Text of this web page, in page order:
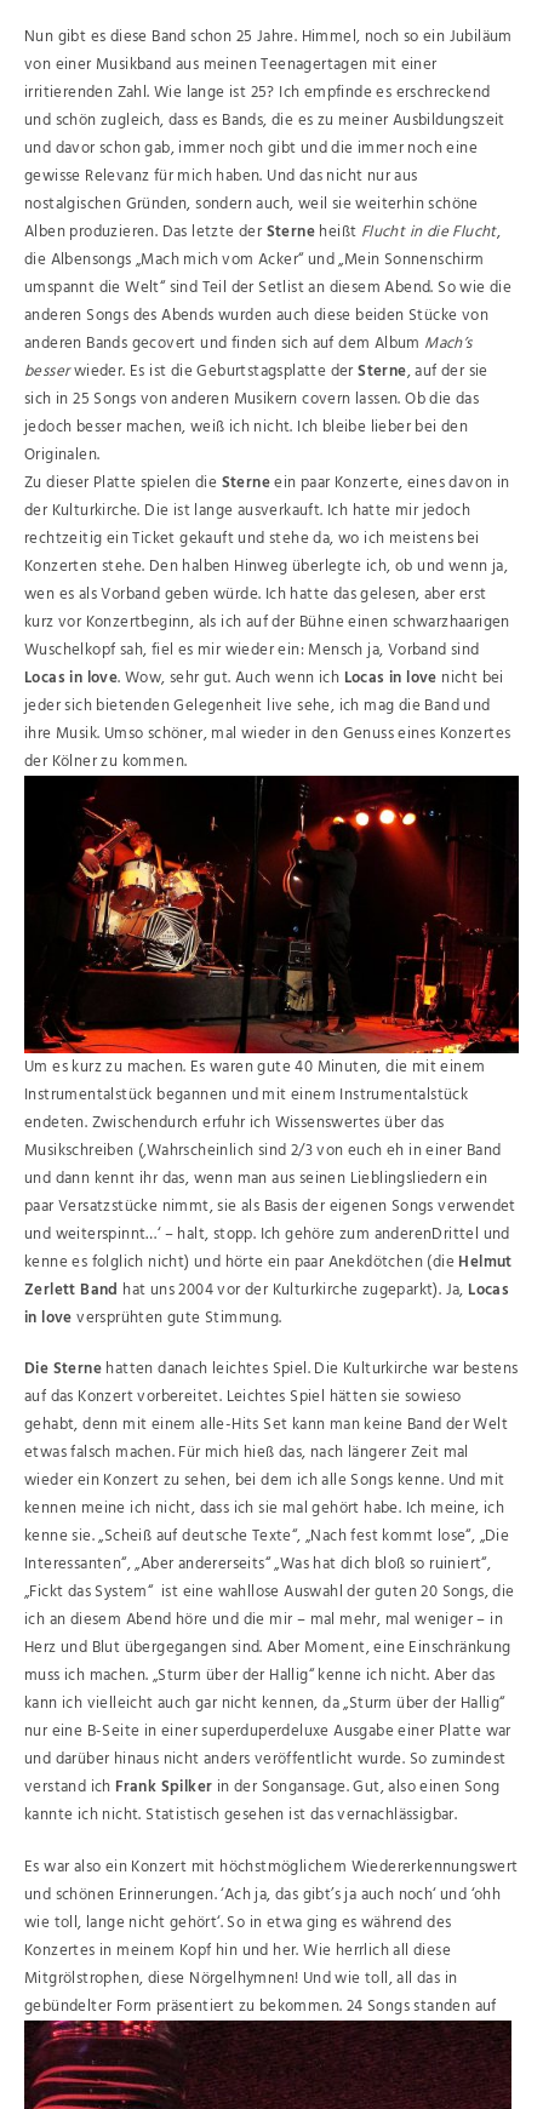
Nun gibt es diese Band schon 25 Jahre. Himmel, noch so ein Jubiläum
von einer Musikband aus meinen Teenagertagen mit einer
irritierenden Zahl. Wie lange ist 25? Ich empfinde es erschreckend
und schön zugleich, dass es Bands, die es zu meiner Ausbildungszeit
und davor schon gab, immer noch gibt und die immer noch eine
gewisse Relevanz für mich haben. Und das nicht nur aus
nostalgischen Gründen, sondern auch, weil sie weiterhin schöne
Alben produzieren. Das letzte derSterneheißt Flucht in die Flucht,
die Albensongs „Mach mich vom Acker“ und „Mein Sonnenschirm
umspannt die Welt“ sind Teil der Setlist an diesem Abend. So wie die
anderen Songs des Abends wurden auch diese beiden Stücke von
anderen Bands gecovert und finden sich auf dem Album Mach’s
besserwieder. Es ist die Geburtstagsplatte derSterne, auf der sie
sich in 25 Songs von anderen Musikern covern lassen. Ob die das
jedoch besser machen, weiß ich nicht. Ich bleibe lieber bei den
Originalen.
Zu dieser Platte spielen dieSterneein paar Konzerte, eines davon in
der Kulturkirche. Die ist lange ausverkauft. Ich hatte mir jedoch
rechtzeitig ein Ticket gekauft und stehe da, wo ich meistens bei
Konzerten stehe. Den halben Hinweg überlegte ich, ob und wenn ja,
wen es als Vorband geben würde. Ich hatte das gelesen, aber erst
kurz vor Konzertbeginn, als ich auf der Bühne einen schwarzhaarigen
Wuschelkopf sah, fiel es mir wieder ein: Mensch ja, Vorband sind
Locas in love. Wow, sehr gut. Auch wenn ich Locas in love nicht bei
jeder sich bietenden Gelegenheit live sehe, ich mag die Band und
ihre Musik. Umso schöner, mal wieder in den Genuss eines Konzertes
der Kölner zu kommen.
Um es kurz zu machen. Es waren gute 40 Minuten, die mit einem
Instrumentalstück begannen und mit einem Instrumentalstück
endeten. Zwischendurch erfuhr ich Wissenswertes über das
Musikschreiben (‚Wahrscheinlich sind 2/3 von euch eh in einer Band
und dann kennt ihr das, wenn man aus seinen Lieblingsliedern ein
paar Versatzstücke nimmt, sie als Basis der eigenen Songs verwendet
und weiterspinnt…‘ – halt, stopp. Ich gehöre zum anderenDrittel und
kenne es folglich nicht) und hörte ein paar Anekdötchen (dieHelmut
Zerlett Band hat uns 2004 vor der Kulturkirche zugeparkt). Ja, Locas
in loveversprühten gute Stimmung.
Die Sternehatten danach leichtes Spiel. Die Kulturkirche war bestens
auf das Konzert vorbereitet. Leichtes Spiel hätten sie sowieso
gehabt, denn mit einem alle-Hits Set kann man keine Band der Welt
etwas falsch machen. Für mich hieß das, nach längerer Zeit mal
wieder ein Konzert zu sehen, bei dem ich alle Songs kenne. Und mit
kennen meine ich nicht, dass ich sie mal gehört habe. Ich meine, ich
kenne sie. „Scheiß auf deutsche Texte“, „Nach fest kommt lose“, „Die
Interessanten“, „Aber andererseits“ „Was hat dich bloß so ruiniert“,
„Fickt das System“ ist eine wahllose Auswahl der guten 20 Songs, die
ich an diesem Abend höre und die mir – mal mehr, mal weniger – in
Herz und Blut übergegangen sind. Aber Moment, eine Einschränkung
muss ich machen. „Sturm über der Hallig“ kenne ich nicht. Aber das
kann ich vielleicht auch gar nicht kennen, da „Sturm über der Hallig“
nur eine B-Seite in einer superduperdeluxe Ausgabe einer Platte war
und darüber hinaus nicht anders veröffentlicht wurde. So zumindest
verstand ich Frank Spilker in der Songansage. Gut, also einen Song
kannte ich nicht. Statistisch gesehen ist das vernachlässigbar.
Es war also ein Konzert mit höchstmöglichem Wiedererkennungswert
und schönen Erinnerungen. ‘Ach ja, das gibt’s ja auch noch‘ und ‘ohh
wie toll, lange nicht gehört‘. So in etwa ging es während des
Konzertes in meinem Kopf hin und her. Wie herrlich all diese
Mitgrölstrophen, diese Nörgelhymnen! Und wie toll, all das in
gebündelter Form präsentiert zu bekommen.24 Songs standen auf